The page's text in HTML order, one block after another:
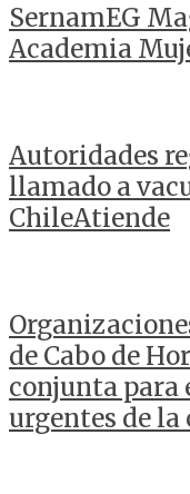
SernamEG
Academia
Autoridades
llamado a
ChileAtiende
de Cabo de
conjunta para
urgentes de la